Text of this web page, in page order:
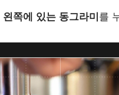
왼쪽에 있는 동그라미 를